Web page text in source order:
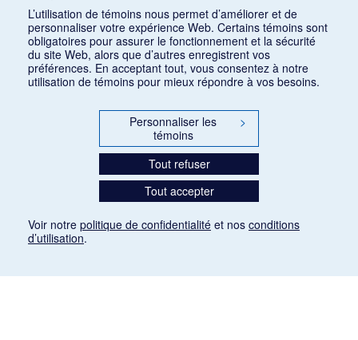
1 2 3
L’utilisation de témoins nous permet d’améliorer et de
personnaliser votre expérience Web. Certains témoins sont
obligatoires pour assurer le fonctionnement et la sécurité
du site Web, alors que d’autres enregistrent vos
préférences. En acceptant tout, vous consentez à notre
utilisation de témoins pour mieux répondre à vos besoins.
Personnaliser les
témoins
>
Tout refuser
Tout accepter
Voir notre politique de confidentialité et nos conditions
d’utilisation.